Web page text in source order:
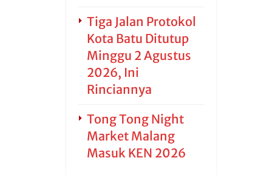
Tiga Jalan Protokol
Kota Batu Ditutup
Minggu 2 Agustus
2026, Ini
Rinciannya
Tong Tong Night
Market Malang
Masuk KEN 2026